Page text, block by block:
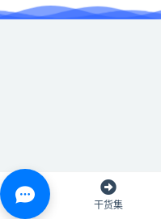
首页 干货集